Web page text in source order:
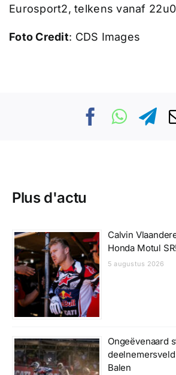
Eurosport2, telkens vanaf
Foto Credit: CDS Images
Plus d'actu
Calvin
Honda Motul SR!
5 augustus 2026
Ongeëvenaard
Balen